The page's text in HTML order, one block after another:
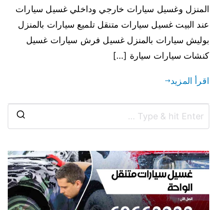
المنزل وغسيل سيارات خارجي وداخلي غسيل سيارات
عند البيت غسيل سيارات متنقل تلميع سيارات بالمنزل
بوليش سيارات بالمنزل غسيل فرش سيارات غسيل
كنشات سيارات سيارة […]
اقرأ المزيد